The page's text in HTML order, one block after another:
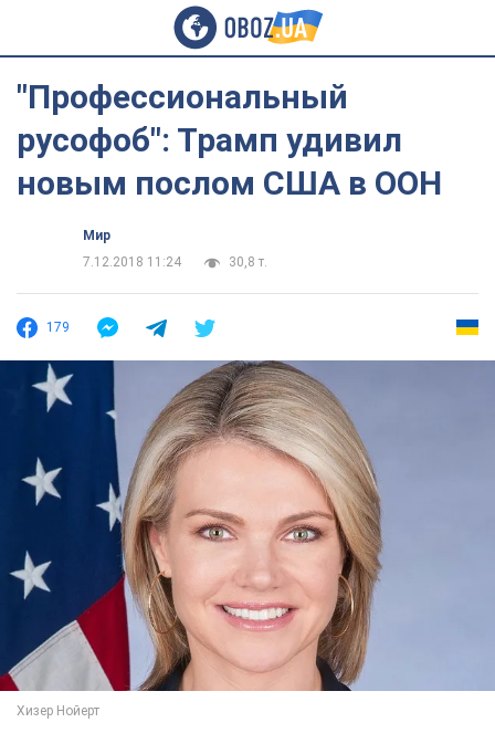
"Профессиональный
русофоб": Трамп удивил
новым послом США в ООН
Мир
7.12.2018 11:24
30,8 т.
179